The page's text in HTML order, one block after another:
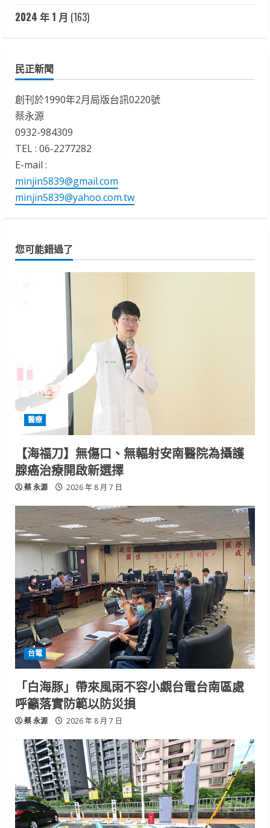
2024 年 1 月 (163)
民正新聞
創刊於1990年2月局版台訊0220號
蔡永源
0932-984309
TEL : 06-2277282
E-mail :
minjin5839@gmail.com
minjin5839@yahoo.com.tw
您可能錯過了
醫療
【海福刀】無傷口、無輻射安南醫院為攝護
腺癌治療開啟新選擇
蔡 永源 2026 年 8 月 7 日
台電
「白海豚」帶來風雨不容小覷台電台南區處
呼籲落實防範以防災損
蔡 永源 2026 年 8 月 7 日